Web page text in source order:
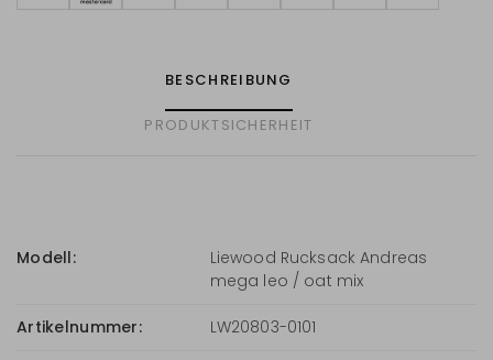
BESCHREIBUNG
PRODUKTSICHERHEIT
Modell:
Liewood Rucksack Andreas
mega leo / oat mix
Artikelnummer: LW20803-0101